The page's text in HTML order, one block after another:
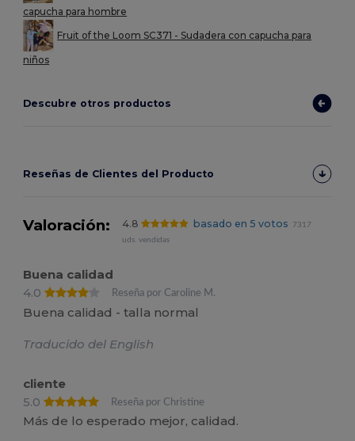
capucha para hombre
Fruit of the Loom SC371 - Sudadera con capucha para
niños
Descubre otros productos
Reseñas de Clientes del Producto
Valoración: 4.8 basado en 5 votos
7317
uds. vendidas
Buena calidad
4.0
Reseña por Caroline M.
Buena calidad - talla normal
Traducido del English
cliente
5.0
Reseña por Christine
Más de lo esperado mejor, calidad.